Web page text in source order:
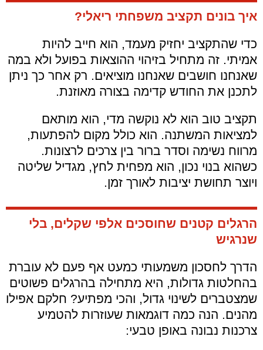
איך בונים תקציב משפחתי ריאלי?
כדי שהתקציב יחזיק מעמד, הוא חייב להיות
אמיתי. זה מתחיל בזיהוי ההוצאות בפועל ולא במה
שאנחנו חושבים שאנחנו מוציאים. רק אחר כך ניתן
לתכנן את החודש קדימה בצורה מאוזנת.
תקציב טוב הוא לא נוקשה מדי, הוא מותאם
למציאות המשתנה. הוא כולל מקום להפתעות,
מרווח נשימה וסדר ברור בין צרכים לרצונות.
כשהוא בנוי נכון, הוא מפחית לחץ, מגדיל שליטה
ויוצר תחושת יציבות לאורך זמן.
הרגלים קטנים שחוסכים אלפי שקלים, בלי
שנרגיש
הדרך לחסכון משמעותי כמעט אף פעם לא עוברת
בהחלטות גדולות, היא מתחילה בהרגלים פשוטים
שמצטברים לשינוי גדול, והכי מפתיע? חלקם אפילו
מהנים. הנה כמה דוגמאות שעוזרות להטמיע
צרכנות נבונה באופן טבעי: